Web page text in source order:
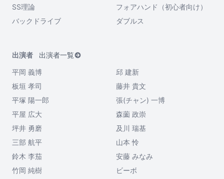
SS理論
フォアハンド（初心者向け）
バックドライブ
ダブルス
出演者
出演者一覧
平岡 義博
邱 建新
板垣 孝司
藤井 貴文
平塚 陽一郎
張(チャン) 一博
平屋 広大
森薗 政崇
坪井 勇磨
及川 瑞基
三部 航平
山本 怜
鈴木 李茄
安藤 みなみ
竹岡 純樹
ビーボ